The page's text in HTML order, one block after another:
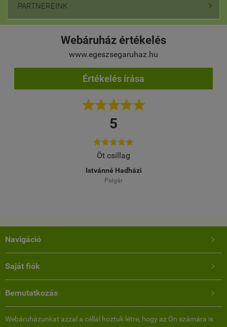
PARTNEREINK 
Webáruház értékelés
www.egeszsegaruhaz.hu
Értékelés írása

5
Navigáció 
Saját fiók 
Bemutatkozás 
Webáruházunkat azzal a céllal hoztuk létre, hogy az Ön számára is